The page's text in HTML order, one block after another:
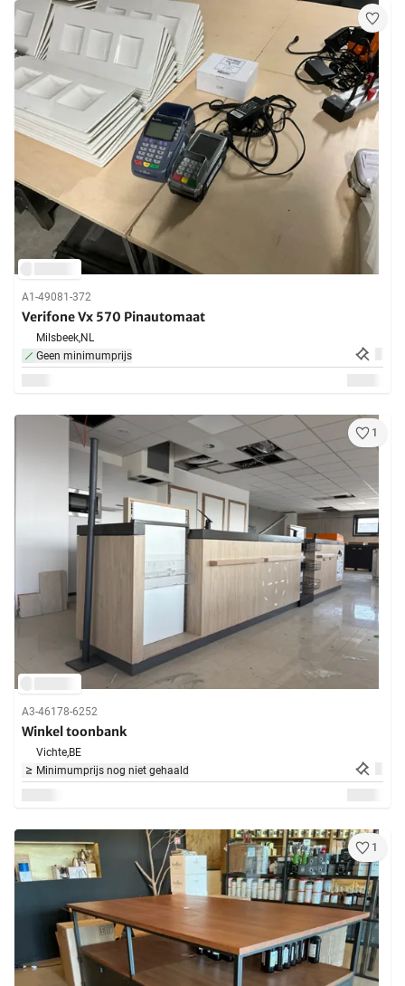
A1-49081-372
Verifone Vx 570 Pinautomaat
Milsbeek,NL
Geen minimumprijs
1
A3-46178-6252
Winkel toonbank
Vichte,BE
Minimumprijs nog niet gehaald
1